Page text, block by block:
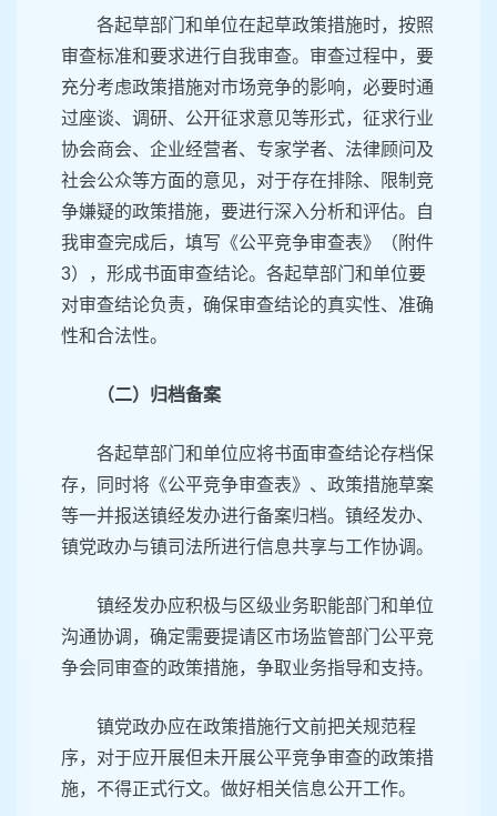
各起草部门和单位在起草政策措施时，按照
审查标准和要求进行自我审查。审查过程中，要
充分考虑政策措施对市场竞争的影响，必要时通
过座谈、调研、公开征求意见等形式，征求行业
协会商会、企业经营者、专家学者、法律顾问及
社会公众等方面的意见，对于存在排除、限制竞
争嫌疑的政策措施，要进行深入分析和评估。自
我审查完成后，填写《公平竞争审查表》（附件
3），形成书面审查结论。各起草部门和单位要
对审查结论负责，确保审查结论的真实性、准确
性和合法性。
（二）归档备案
各起草部门和单位应将书面审查结论存档保
存，同时将《公平竞争审查表》、政策措施草案
等一并报送镇经发办进行备案归档。镇经发办、
镇党政办与镇司法所进行信息共享与工作协调。
镇经发办应积极与区级业务职能部门和单位
沟通协调，确定需要提请区市场监管部门公平竞
争会同审查的政策措施，争取业务指导和支持。
镇党政办应在政策措施行文前把关规范程
序，对于应开展但未开展公平竞争审查的政策措
施，不得正式行文。做好相关信息公开工作。